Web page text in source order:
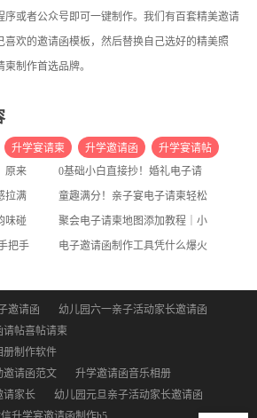
序或者公众号即可一键制作。我们有百套精美邀请
喜欢的邀请函模板，然后替换自己选好的精美照
制作首选品牌。
升学宴请柬 升学邀请函 升学宴请帖
请函 升学宴请柬范文
0基础小白直接抄！婚礼电子请柬一站式制作指南，零设计门槛
童趣满分！亲子宴电子请柬轻松打造，零基础也能上手
聚会电子请柬地图添加教程｜小白也能一键搞定精准导航
邀请函
幼儿园六一亲子活动家长邀请函
帖喜帖请柬
册制作软件
邀请函范文
升学邀请函音乐相册
请家长
幼儿园元旦亲子活动家长邀请函